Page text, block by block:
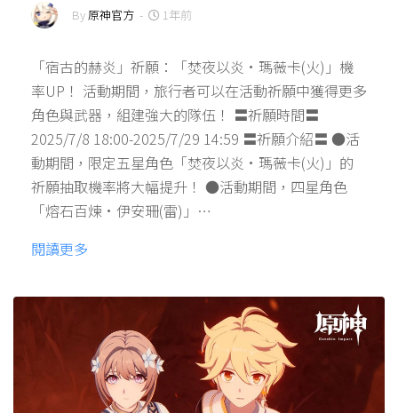
By原神官方 - 1年前
「宿古的赫炎」祈願：「焚夜以炎·瑪薇卡(火)」機
率UP！ 活動期間，旅行者可以在活動祈願中獲得更多
角色與武器，組建強大的隊伍！ 〓祈願時間〓
2025/7/8 18:00-2025/7/29 14:59 〓祈願介紹〓 ●活
動期間，限定五星角色「焚夜以炎·瑪薇卡(火)」的
祈願抽取機率將大幅提升！ ●活動期間，四星角色
「熔石百煉·伊安珊(雷)」…
閱讀更多